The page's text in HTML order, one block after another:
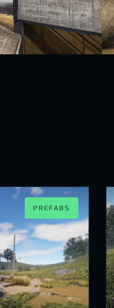
PREFABS